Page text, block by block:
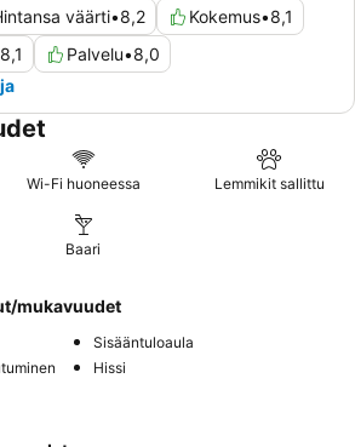
väärti•8,2 Kokemus•8,1
8,1 Palvelu•8,0
Wi-Fi huoneessa Lemmikit sallittu
Baari
mukavuudet
Sisääntuloaula
Hissi